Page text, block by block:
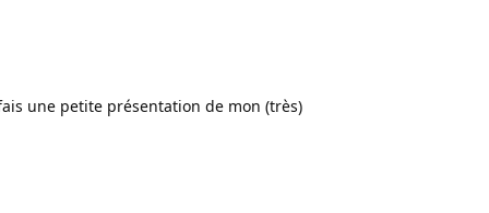
une petite présentation de mon (très)